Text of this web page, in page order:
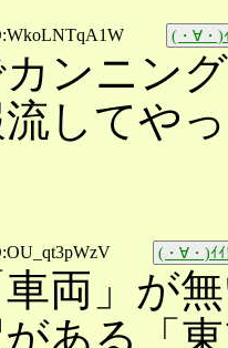
(・∀・)
ンニン
してや
(・∀・)ｲ
両」が
ある「